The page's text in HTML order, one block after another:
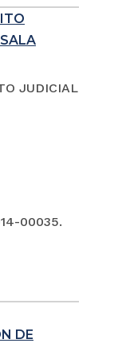
JUDICIAL
00035.
DE